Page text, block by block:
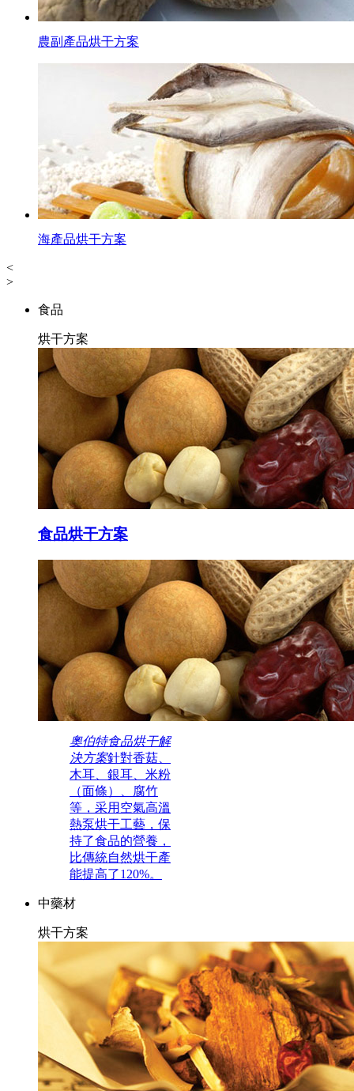
農副產品烘干方案
海產品烘干方案
<
>
食品
烘干方案
食品烘干方案
奧伯特食品烘干解
決方案針對香菇、
木耳、銀耳、米粉
（面條）、腐竹
等，采用空氣高溫
熱泵烘干工藝，保
持了食品的營養，
比傳統自然烘干產
能提高了120%。
中藥材
烘干方案